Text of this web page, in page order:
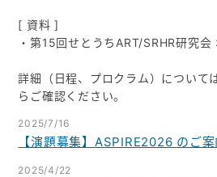
ログイン
[ 資料 ]
・第15回せとうちART/SRHR研究会
詳細（日程、プロクラム）について
らご確認ください。
2025/7/16
【演題募集】ASPIRE2026 のご案
2025/4/22